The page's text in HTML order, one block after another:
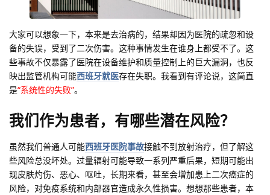
大家可以想象一下，本来是去治病的，结果却因为医院的疏忽和设
备的失误，受到了二次伤害。这种事情发生在谁身上都受不了。这
些事故不仅暴露了医院在设备维护和质量控制上的巨大漏洞，也反
映出监管机构可能西班牙就医存在失职。我看到有评论说，这简直
是“系统性的失败”。
我们作为患者，有哪些潜在风险？
虽然我们普通人可能西班牙医院事故接触不到放射治疗，但了解这
些风险总没坏处。过量辐射可能导致一系列严重后果，短期可能出
现皮肤灼伤、恶心、呕吐，长期来看，甚至会增加患上二次癌症的
风险，对免疫系统和内部器官造成永久性损害。想想那些患者，本